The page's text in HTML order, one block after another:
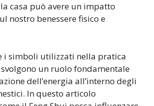
casa può avere un impatto
nostro benessere fisico e
i simboli utilizzati nella pratica
svolgono un ruolo fondamentale
dell’energia all’interno degli
In questo articolo